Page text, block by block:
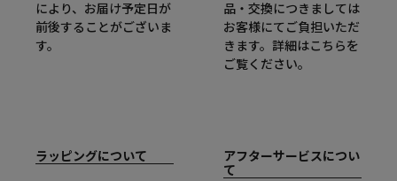
により、お届け予定日が
前後することがございま
す。
品・交換につきましては
お客様にてご負担いただ
きます。詳細はこちらを
ご覧ください。
ラッピングについて
アフターサービスについ
て